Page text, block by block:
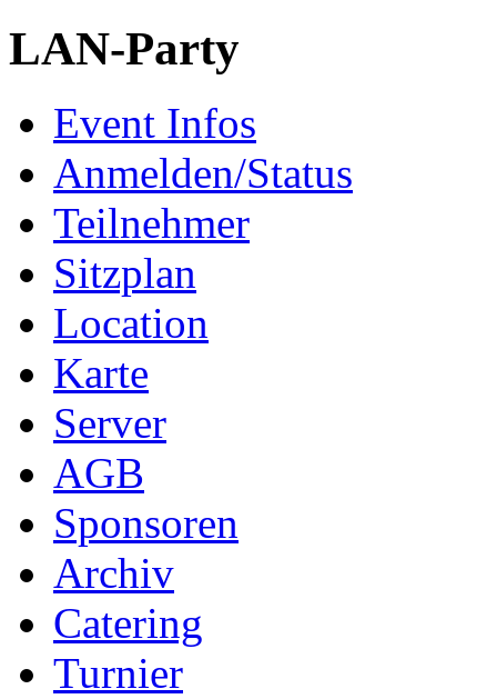
LAN-Party
Event Infos
Anmelden/Status
Teilnehmer
Sitzplan
Location
Karte
Server
AGB
Sponsoren
Archiv
Catering
Turnier